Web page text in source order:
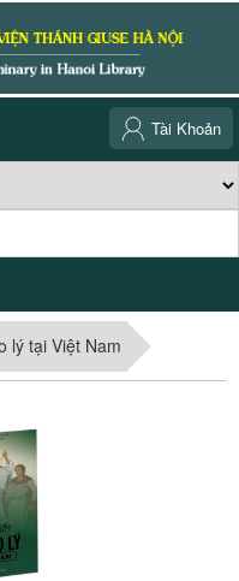
Tài Khoản
lý tại Việt Nam